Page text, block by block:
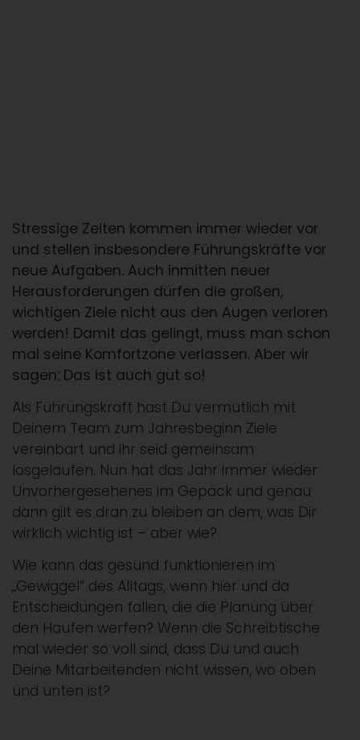
Stressige Zeiten kommen immer wieder vor
und stellen insbesondere Führungskräfte vor
neue Aufgaben. Auch inmitten neuer
Herausforderungen dürfen die großen,
wichtigen Ziele nicht aus den Augen verloren
werden! Damit das gelingt, muss man schon
mal seine Komfortzone verlassen. Aber wir
sagen: Das ist auch gut so!
Als Führungskraft hast Du vermutlich mit
Deinem Team zum Jahresbeginn Ziele
vereinbart und ihr seid gemeinsam
losgelaufen. Nun hat das Jahr immer wieder
Unvorhergesehenes im Gepäck und genau
dann gilt es dran zu bleiben an dem, was Dir
wirklich wichtig ist – aber wie?
Wie kann das gesund funktionieren im
„Gewiggel“ des Alltags, wenn hier und da
Entscheidungen fallen, die die Planung über
den Haufen werfen? Wenn die Schreibtische
mal wieder so voll sind, dass Du und auch
Deine Mitarbeitenden nicht wissen, wo oben
und unten ist?